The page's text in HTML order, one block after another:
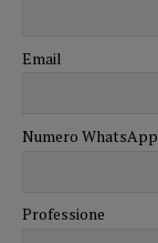
Email
Numero WhatsApp
Professione